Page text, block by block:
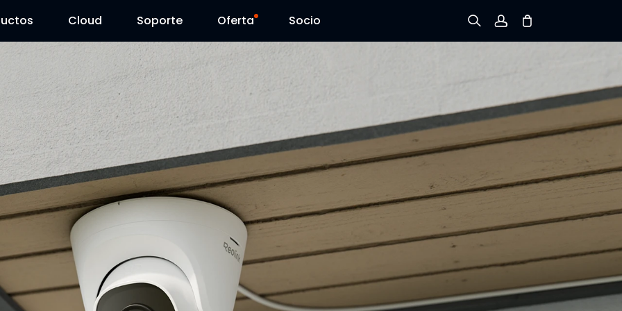
Cloud Soporte
Centro de Soporte
Centro de Descarga
Contáctenos
Oferta
Ventas Flash
Socio
Iniciar sesión
Rastree el Pedido